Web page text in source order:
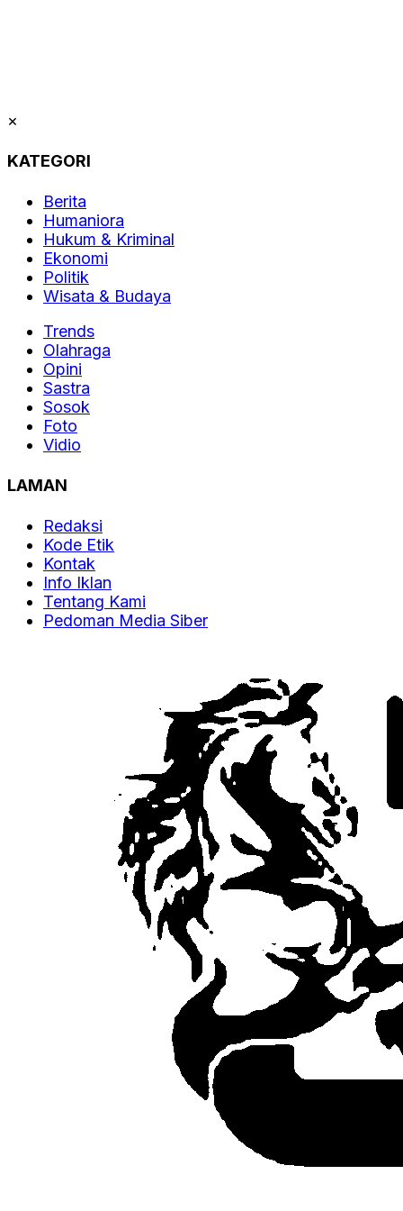
×
KATEGORI
Berita
Humaniora
Hukum & Kriminal
Ekonomi
Politik
Wisata & Budaya
Trends
Olahraga
Opini
Sastra
Sosok
Foto
Vidio
LAMAN
Redaksi
Kode Etik
Kontak
Info Iklan
Tentang Kami
Pedoman Media Siber